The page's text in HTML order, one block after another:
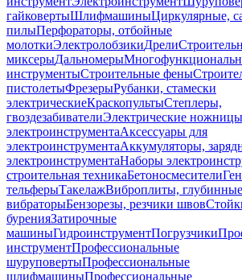
гайковертыШлифмашиныЦиркулярные,
пилыПерфораторы, отбойные
молоткиЭлектролобзикиДрели
миксерыДальномеры
инструментыСтроительные фены
пистолетыФрезерыРубанки, стамески
электрическиеКраскопультыСтеплеры,
гвоздезабивателиЭлектрические
электроинструментаАксессуары для
электроинструментаАккумуляторы,
электроинструментаНаборы
строительная техникаБетоносмесители
тельферыТакелажВиброплиты, глубинные
вибраторыБензорезы, резчики швов
буренияЗатирочные
машиныГидроинструментПогрузчики
инструментПрофессиональные
шуруповертыПрофессиональные
шлифмашиныПрофессиональные